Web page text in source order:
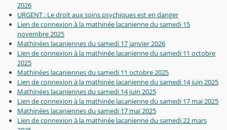
2026
URGENT : Le droit aux soins psychiques est en danger
Lien de connexion à la mathinée lacanienne du samedi 15
novembre 2025
Mathinées lacaniennes du samedi 17 janvier 2026
Lien de connexion à la mathinée lacanienne du samedi 11 octobre
2025
Mathinées lacaniennes du samedi 11 octobre 2025
Lien de connexion à la mathinée lacanienne du samedi 14 juin 2025
Mathinées lacaniennes du samedi 14 juin 2025
Lien de connexion à la mathinée lacanienne du samedi 17 mai 2025
Mathinées lacaniennes du samedi 17 mai 2025
Lien de connexion à la mathinée lacanienne du samedi 22 mars